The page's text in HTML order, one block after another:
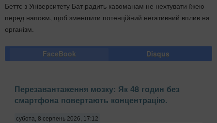
Беттс з Університету Бат радить кавоманам не нехтувати їжею
перед напоєм, щоб зменшити потенційний негативний вплив на
організм.
FaceBook Disqus
Перезавантаження мозку: Як 48 годин без
смартфона повертають концентрацію.
субота, 8 серпень 2026, 17:12